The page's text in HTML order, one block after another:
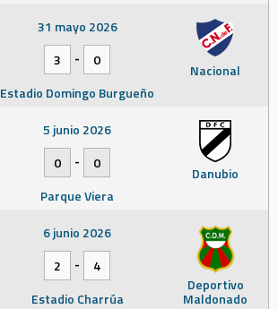
Nacional
31 mayo 2026
3
-
0
Estadio Domingo Burgueño
Danubio
5 junio 2026
0
-
0
Parque Viera
Deportivo
Maldonado
6 junio 2026
2
-
4
Estadio Charrúa